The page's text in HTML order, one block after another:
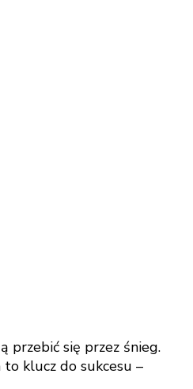
przebić się przez śnieg.
klucz do sukcesu –